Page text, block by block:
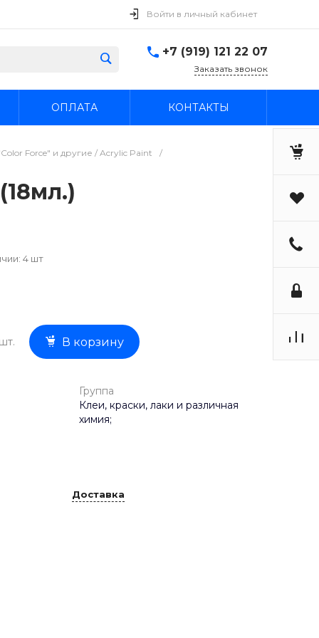
Войти в личный кабинет
+7 (919) 121 22 07
Заказать звонок
ОПЛАТА КОНТАКТЫ
Force" и другие / Acrylic Paint
/
4 шт
шт. В корзину
Группа
Клеи, краски, лаки и различная
химия;
Доставка